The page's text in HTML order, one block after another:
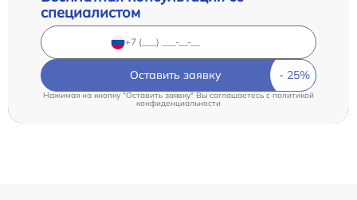
специалистом
Оставить заявку
Нажимая на кнопку "Оставить заявку" Вы соглашаетесь cполитикой
конфиденциальности